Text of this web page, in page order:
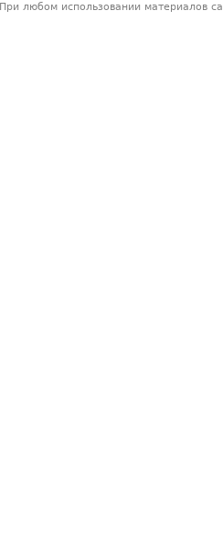
При любом использовании материалов